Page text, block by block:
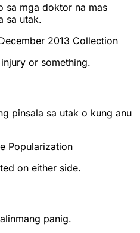
sa mga doktor na mas
sa utak.
2013 Collection
or something.
pinsala sa utak o kung anu
Popularization
on either side.
panig.